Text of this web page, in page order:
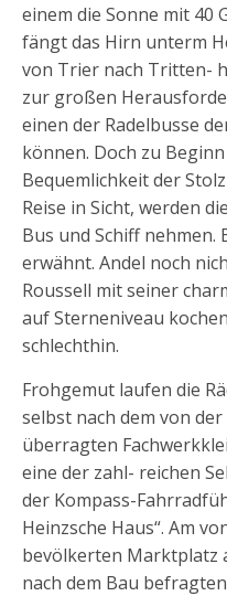
einem die Sonne mit 40
fängt das Hirn unterm
von Trier nach Tritten-
zur großen
einen der Radelbusse
können. Doch zu
Bequemlichkeit der
Reise in Sicht, werden
Bus und Schiff
erwähnt. Andel noch
Roussell mit seiner
auf Sterneniveau
schlechthin.
Frohgemut laufen die
selbst nach dem von
überragten
eine der zahl- reichen
der Kompass-
Heinzsche Haus“. Am
bevölkerten Marktplatz
nach dem Bau